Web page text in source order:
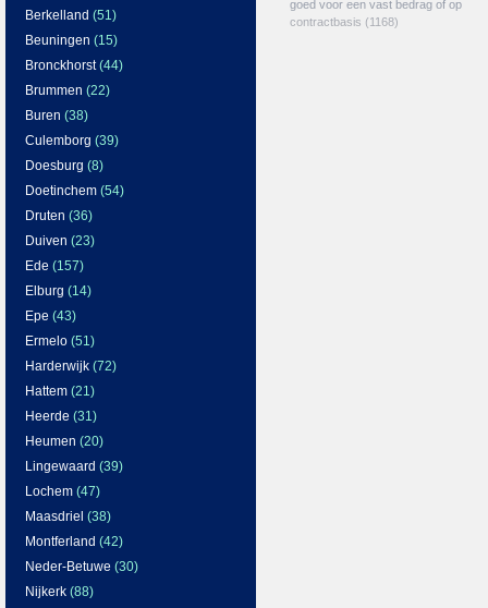
Berkelland (51)
Beuningen (15)
Bronckhorst(44)
Brummen (22)
Buren (38)
Culemborg (39)
Doesburg (8)
Doetinchem (54)
Druten (36)
Duiven (23)
Ede (157)
Elburg (14)
Epe (43)
Ermelo (51)
Harderwijk (72)
Hattem (21)
Heerde (31)
Heumen (20)
Lingewaard (39)
Lochem (47)
Maasdriel (38)
Montferland (42)
Neder-Betuwe (30)
Nijkerk (88)
goed voor een vast bedrag of op
contractbasis (1168)